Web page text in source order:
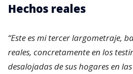
Hechos reales
“Este es mi tercer largometraje,
reales, concretamente en los
desalojadas de sus hogares en